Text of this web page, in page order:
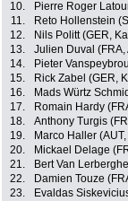
10. Pierre Roger
11.
Reto Hollenstein
12.
Nils Politt (GER,
13.
Julien Duval
14.
Pieter
15.
Rick Zabel (GER,
16.
Mads Würtz
17.
Romain Hardy
18.
Anthony Turgis
19.
Marco Haller
20.
Mickael Delage
21.
Bert Van
22.
Damien Touze
23.
Evaldas